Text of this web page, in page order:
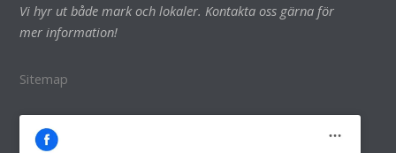
Vi hyr ut både mark och lokaler. Kontakta oss gärna för
mer information!
Sitemap